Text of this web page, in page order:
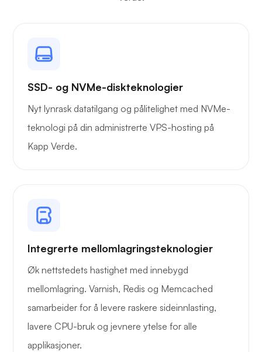
SSD- og NVMe-diskteknologier
Nyt lynrask datatilgang og pålitelighet med NVMe-
teknologi på din administrerte VPS-hosting på
Kapp Verde.
Integrerte mellomlagringsteknologier
Øk nettstedets hastighet med innebygd
mellomlagring. Varnish, Redis og Memcached
samarbeider for å levere raskere sideinnlasting,
lavere CPU-bruk og jevnere ytelse for alle
applikasjoner.